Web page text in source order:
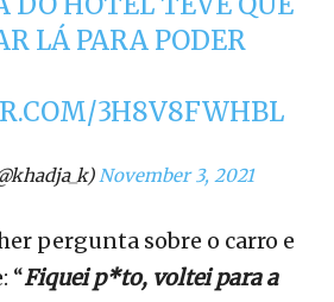
LÁ PARA PODER
3H8V8FWHBL
November 3, 2021
pergunta sobre o carro e
“Fiquei p*to, voltei para a